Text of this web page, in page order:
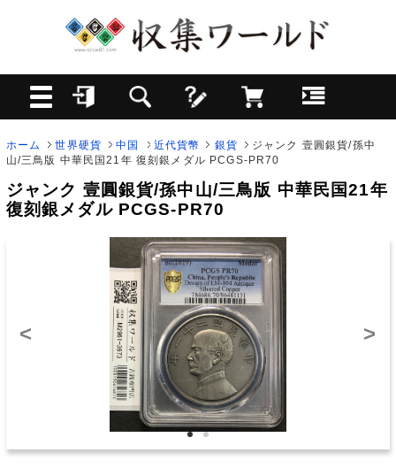
ホーム 世界硬貨 中国 近代貨幣 銀貨
ジャンク 壹圓銀貨/孫中
山/三鳥版 中華民国21年 復刻銀メダル PCGS-PR70
ジャンク 壹圓銀貨/孫中山/三鳥版 中華民国21年
復刻銀メダル PCGS-PR70
< >